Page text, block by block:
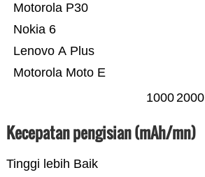
Motorola Moto E
Lenovo A Plus
Nokia 6
Motorola P30
10002000
Kecepatan pengisian (mAh/mn)
Tinggi lebih Baik